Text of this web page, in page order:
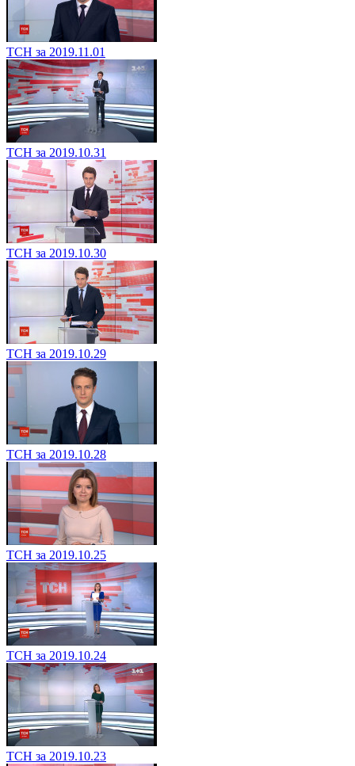
ТСН за 2019.11.01
ТСН за 2019.10.31
ТСН за 2019.10.30
ТСН за 2019.10.29
ТСН за 2019.10.28
ТСН за 2019.10.25
ТСН за 2019.10.24
ТСН за 2019.10.23